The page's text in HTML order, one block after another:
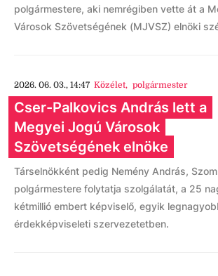
polgármestere, aki nemrégiben vette át a
Városok Szövetségének (MJVSZ) elnöki
2026. 06. 03., 14:47 Közélet, polgármester
Cser-Palkovics András lett a
Megyei Jogú Városok
Szövetségének elnöke
Társelnökként pedig Nemény András,
polgármestere folytatja szolgálatát, a 25
kétmillió embert képviselő, egyik
érdekképviseleti szervezetetben.